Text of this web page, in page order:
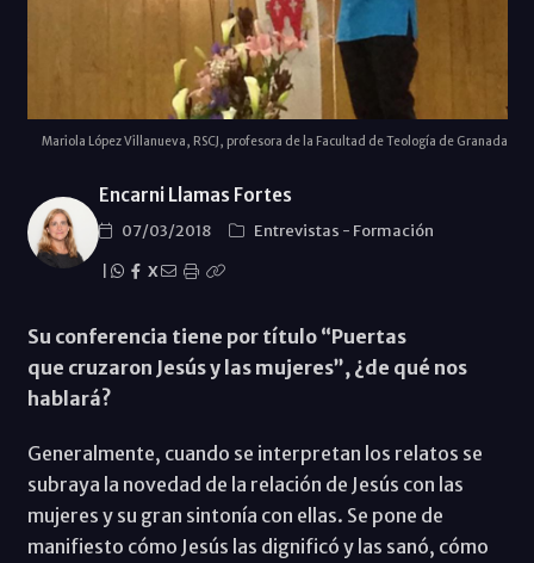
Mariola López Villanueva, RSCJ, profesora de la Facultad de Teología de Granada
Encarni Llamas Fortes
07/03/2018 Entrevistas - Formación
X
Su conferencia tiene por título “Puertas
que cruzaron Jesús y las mujeres”, ¿de qué nos
hablará?
Generalmente, cuando se interpretan los relatos se
subraya la novedad de la relación de Jesús con las
mujeres y su gran sintonía con ellas. Se pone de
manifiesto cómo Jesús las dignificó y las sanó, cómo